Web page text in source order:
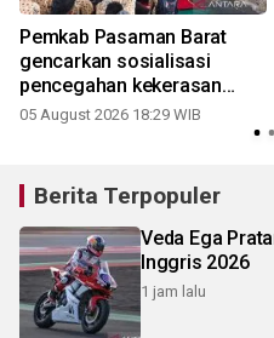
Pemkab Pasaman Barat
gencarkan sosialisasi
pencegahan kekerasan
anak-perempuan
05 August 2026 18:29 WIB
Berita Terpopuler
Veda Ega
Inggris 2026
1 jam lalu